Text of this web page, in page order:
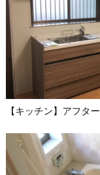
【キッチン】アフター